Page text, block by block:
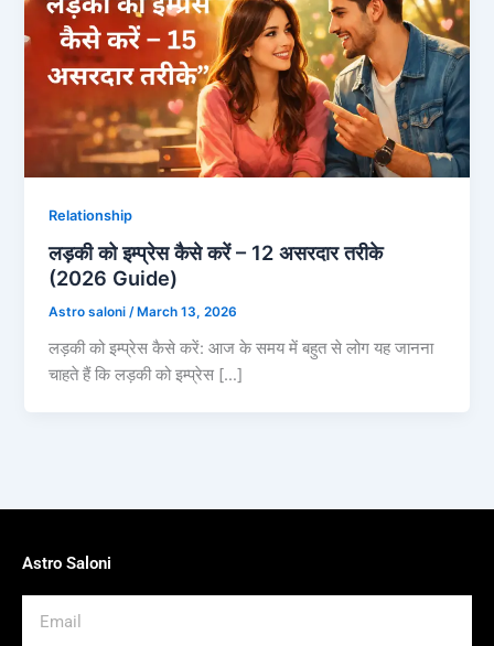
Relationship
लड़की को इम्प्रेस कैसे करें – 12 असरदार तरीके
(2026 Guide)
Astro saloni/ March 13, 2026
लड़की को इम्प्रेस कैसे करें: आज के समय में बहुत से लोग यह जानना
चाहते हैं कि लड़की को इम्प्रेस […]
Astro Saloni